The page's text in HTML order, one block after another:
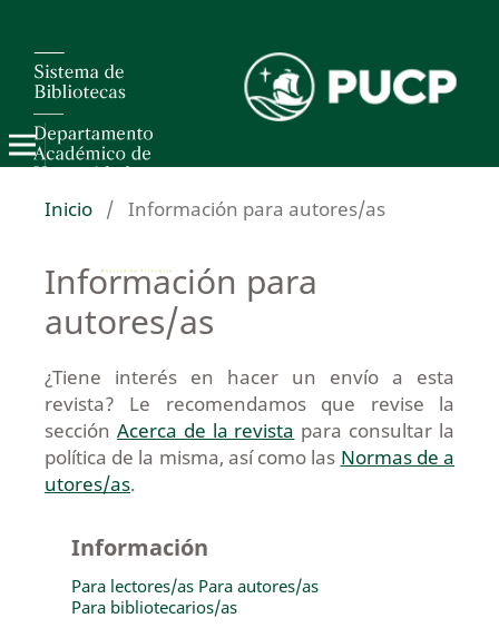
Inicio / Información para autores/as
Información para
autores/as
¿Tiene interés en hacer un envío a esta
revista? Le recomendamos que revise la
sección Acerca de la revista para consultar la
política de la misma, así como las Normas de a
utores/as.
Información
Para lectores/as Para autores/as
Para bibliotecarios/as